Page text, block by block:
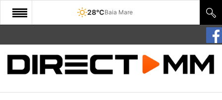
28°CBaia Mare
START
COMUNITATE